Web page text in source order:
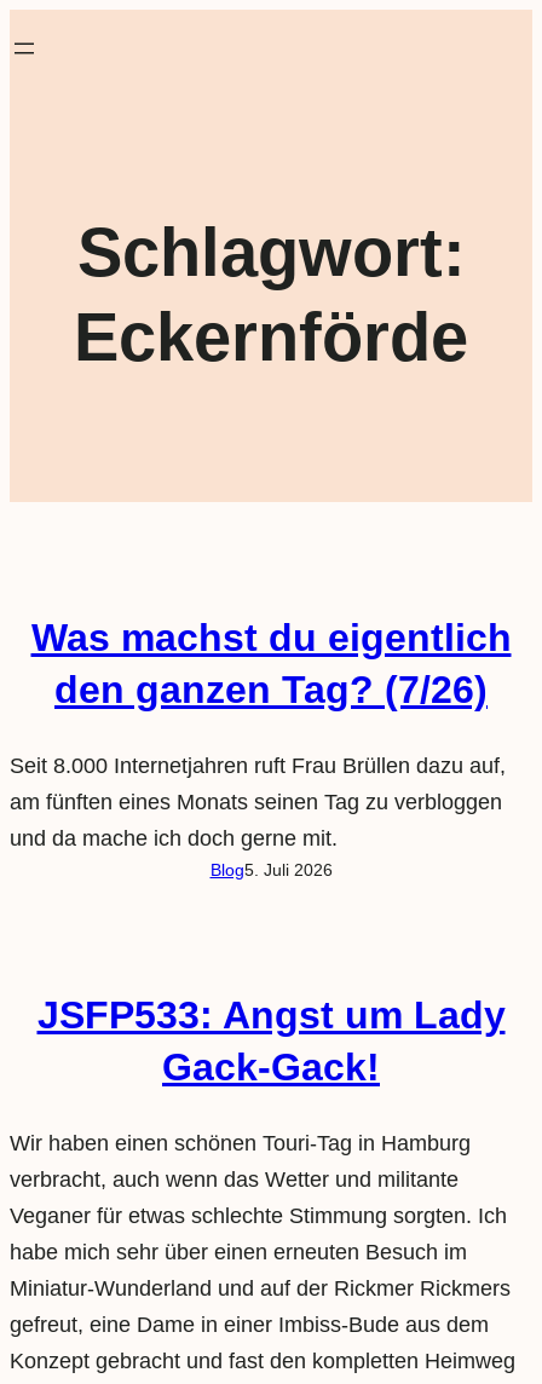
Schlagwort:
Eckernförde
Was machst du eigentlich
den ganzen Tag? (7/26)
Seit 8.000 Internetjahren ruft Frau Brüllen dazu auf,
am fünften eines Monats seinen Tag zu verbloggen
und da mache ich doch gerne mit.
Blog5. Juli 2026
JSFP533: Angst um Lady
Gack-Gack!
Wir haben einen schönen Touri-Tag in Hamburg
verbracht, auch wenn das Wetter und militante
Veganer für etwas schlechte Stimmung sorgten. Ich
habe mich sehr über einen erneuten Besuch im
Miniatur-Wunderland und auf der Rickmer Rickmers
gefreut, eine Dame in einer Imbiss-Bude aus dem
Konzept gebracht und fast den kompletten Heimweg